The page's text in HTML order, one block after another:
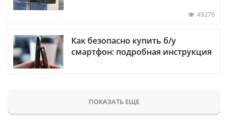
49276
Как безопасно купить б/у
смартфон: подробная инструкция
ПОКАЗАТЬ ЕЩЕ